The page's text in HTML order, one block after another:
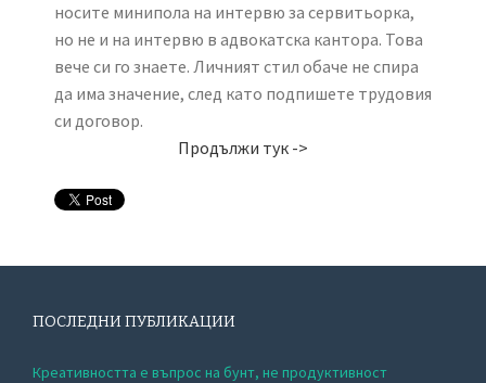
носите минипола на интервю за сервитьорка,
но не и на интервю в адвокатска кантора. Това
вече си го знаете. Личният стил обаче не спира
да има значение, след като подпишете трудовия
си договор.
Продължи тук ->
ПОСЛЕДНИ ПУБЛИКАЦИИ
Креативността е въпрос на бунт, не продуктивност